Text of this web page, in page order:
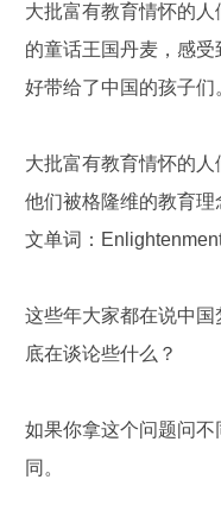
大批富有教育情怀的
的童话王国丹麦，感
好带给了中国的孩子们
大批富有教育情怀的人
他们被格隆维的教育
文单词：
这些年大家都在说中国
底在谈论些什么？
如果你拿这个问题问
同。